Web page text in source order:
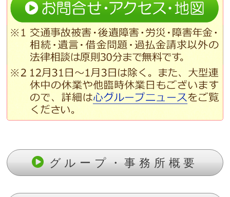
グループ・事務所概要